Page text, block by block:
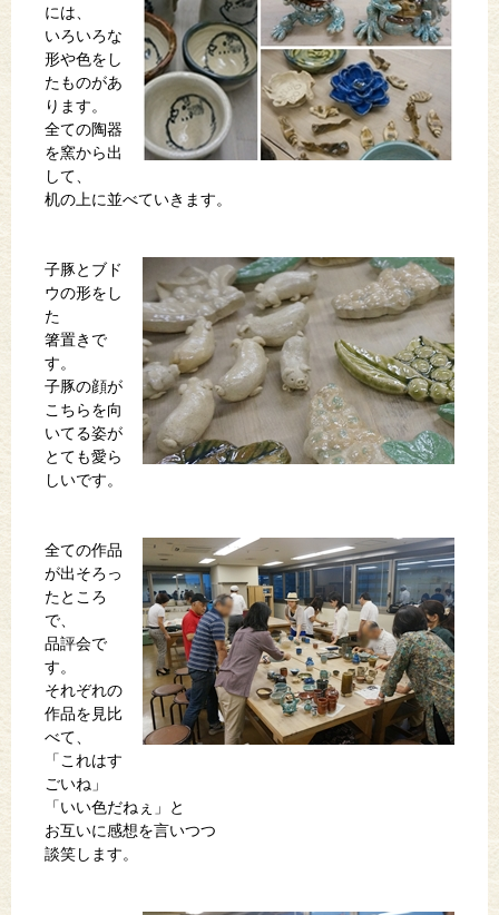
には、
いろいろな
形や色をし
たものがあ
ります。
全ての陶器
を窯から出
して、
机の上に並べていきます。
子豚とブド
ウの形をし
た
箸置きで
す。
子豚の顔が
こちらを向
いてる姿が
とても愛ら
しいです。
全ての作品
が出そろっ
たところ
で、
品評会で
す。
それぞれの
作品を見比
べて、
「これはす
ごいね」
「いい色だねぇ」と
お互いに感想を言いつつ
談笑します。